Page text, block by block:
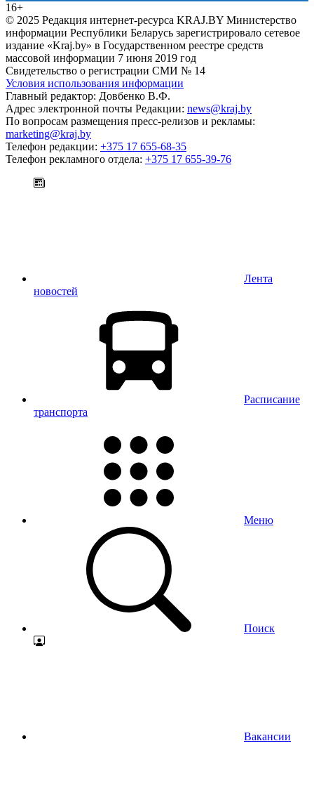
16+
© 2025 Редакция интернет-ресурса KRAJ.BY Министерство
информации Республики Беларусь зарегистрировало сетевое
издание «Kraj.by» в Государственном реестре средств
массовой информации 7 июня 2019 год
Свидетельство о регистрации СМИ № 14
Условия использования информации
Главный редактор: Довбенко В.Ф.
Адрес электронной почты Редакции: news@kraj.by
По вопросам размещения пресс-релизов и рекламы:
marketing@kraj.by
Телефон редакции: +375 17 655-68-35
Телефон рекламного отдела: +375 17 655-39-76
Лента
новостей
Расписание
транспорта
Меню
Поиск
Вакансии